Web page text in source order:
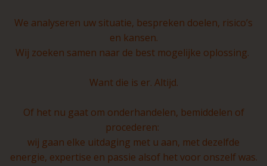
We analyseren uw situatie, bespreken doelen, risico’s
en kansen.
Wij zoeken samen naar de best mogelijke oplossing.
Want die is er. Altijd.
Of het nu gaat om onderhandelen, bemiddelen of
procederen:
wij gaan elke uitdaging met u aan, met dezelfde
energie, expertise en passie alsof het voor onszelf was.